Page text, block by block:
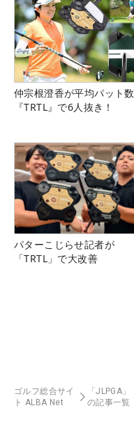
仲宗根澄香が平均パット数
『TRTL』で6人抜き！
パターこじらせ記者が
「TRTL」で大改善
ゴルフ総合サイ
ト ALBA Net
「JLPGA」
の記事一覧